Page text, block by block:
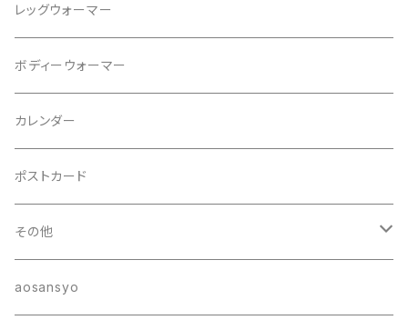
パンツ
ジャケット
ブローチ
ヘアゴム
レッグウォーマー
ボディーウォーマー
カレンダー
ポストカード
その他
ポーチ
aosansyo